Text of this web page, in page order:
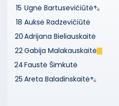
15 Ugnė Bartusevičiūtė
18 Auksė Radzevičiūtė
20Adrijana Bieliauskaitė
22Gabija Malakauskaitė
24Faustė Šimkutė
25 Areta Baladinskaitė